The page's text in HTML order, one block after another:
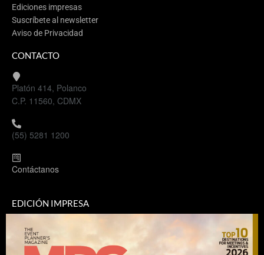
Ediciones impresas
Suscríbete al newsletter
Aviso de Privacidad
CONTACTO
Platón 414, Polanco
C.P. 11560, CDMX
(55) 5281 1200
Contáctanos
EDICIÓN IMPRESA